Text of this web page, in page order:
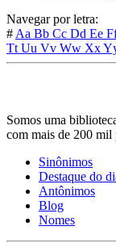
Navegar por letra:
# Aa Bb Cc Dd Ee
Tt Uu Vv Ww Xx
Somos uma
com mais de 200 mil
Sinônimos
Destaque do
Antônimos
Blog
Nomes